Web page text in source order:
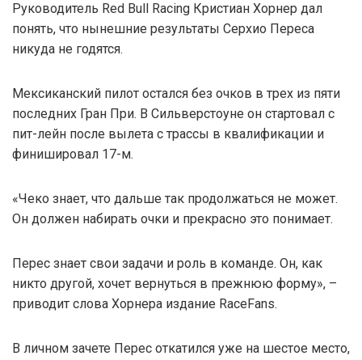
Руководитель Red Bull Racing Кристиан Хорнер дал
понять, что нынешние результаты Серхио Переса
никуда не годятся.
Мексиканский пилот остался без очков в трех из пяти
последних Гран При. В Сильверстоуне он стартовал с
пит-лейн после вылета с трассы в квалификации и
финишировал 17-м.
«Чеко знает, что дальше так продолжаться не может.
Он должен набирать очки и прекрасно это понимает.
Перес знает свои задачи и роль в команде. Он, как
никто другой, хочет вернуться в прежнюю форму», –
приводит слова Хорнера издание RaceFans.
В личном зачете Перес откатился уже на шестое место,